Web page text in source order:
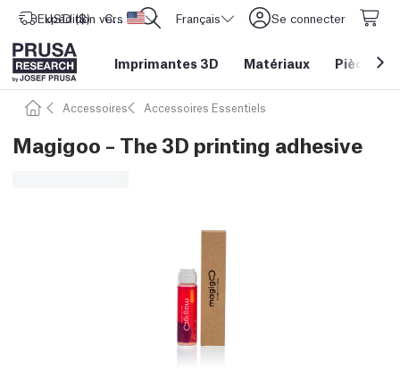
Expédition vers Etats-Unis d'Amérique
USD ($) CORE One L: Maintenant en stock ! Français Se connecter
Imprimantes 3D Matériaux Pièces&
Accessoires Accessoires Essentiels
Magigoo – The 3D printing adhesive